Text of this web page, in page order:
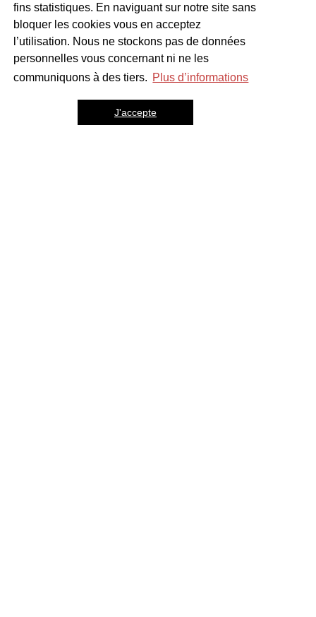
fins statistiques. En naviguant sur notre site sans
bloquer les cookies vous en acceptez
l’utilisation. Nous ne stockons pas de données
personnelles vous concernant ni ne les
communiquons à des tiers. Plus d’informations
J'accepte